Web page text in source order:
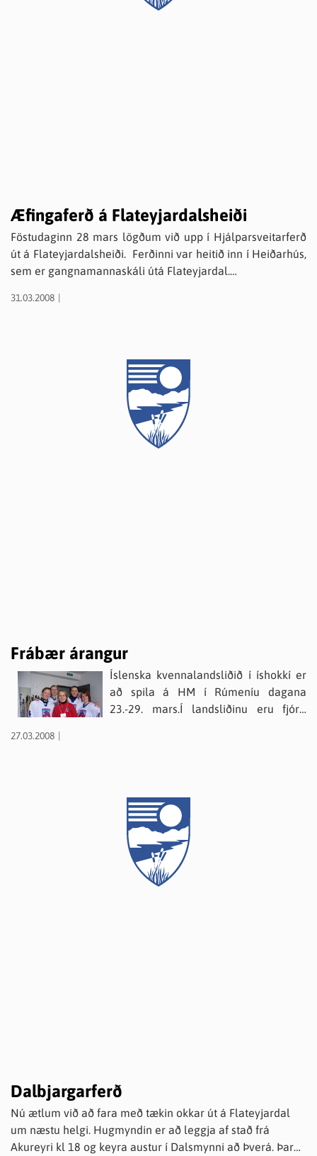
Æfingaferð á Flateyjardalsheiði
Föstudaginn 28 mars lögðum við upp í Hjálparsveitarferð
út á Flateyjardalsheiði. Ferðinni var heitið inn í Heiðarhús,
sem er gangnamannaskáli útá Flateyjardal.
bíla og gerðum allt klárt. Við vorum tólf talsins á báðum
og tók Máni(risaeðlan) með sér trailerinn sinn(Arctic cat)J
31.03.2008
Frábær árangur
Íslenska kvennalandsliðið í íshokkí er
að spila á HM í Rúmeníu dagana
23.-29. mars.Í landsliðinu eru fjórir
27.03.2008
Dalbjargarferð
Nú ætlum við að fara með tækin okkar út á Flateyjardal
um næstu helgi. Hugmyndin er að leggja af stað frá
Akureyri kl 18 og keyra austur í Dalsmynni að Þverá. Þar